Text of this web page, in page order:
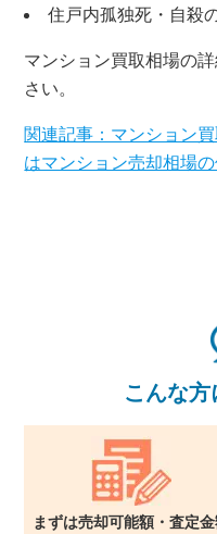
無料査
10時～
東京本
関西支
住戸内孤独死・自殺
マンション買取相場の
さい。
関連記事：マンション
はマンション売却相場の
こんな
まずは売却可能額・査定